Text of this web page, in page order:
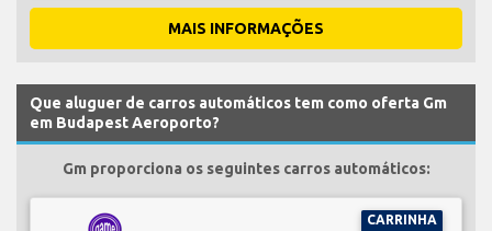
MAIS INFORMAÇÕES
Que aluguer de carros automáticos tem como oferta Gm
em Budapest Aeroporto?
Gm proporciona os seguintes carros automáticos:
CARRINHA